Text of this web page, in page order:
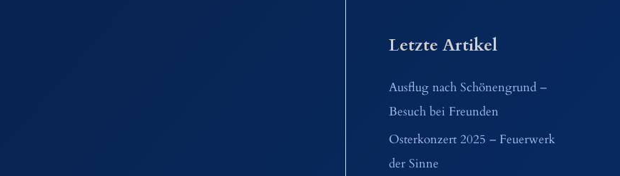
Letzte Artikel
Ausflug nach Schönengrund –
Besuch bei Freunden
Osterkonzert 2025 – Feuerwerk
der Sinne